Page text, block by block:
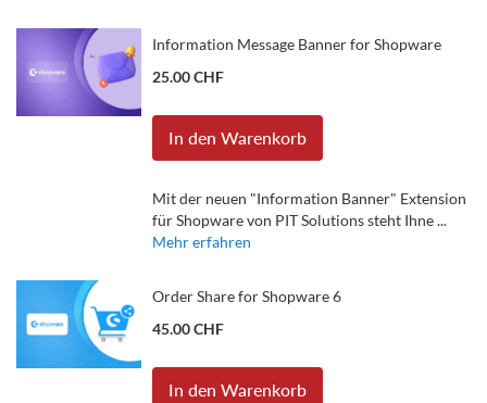
Information Message Banner for Shopware
25.00 CHF
In den Warenkorb
Mit der neuen "Information Banner" Extension
für Shopware von PIT Solutions steht Ihne ...
Mehr erfahren
Order Share for Shopware 6
45.00 CHF
In den Warenkorb